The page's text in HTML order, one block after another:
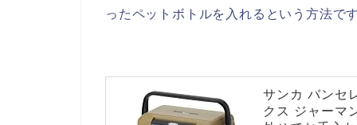
ったペットボトルを入れるという方法で
サンカ バンセ
クス ジャーマ